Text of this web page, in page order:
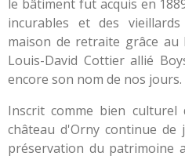
le bâtiment fut acquis en
incurables et des
maison de retraite grâce au
Louis-David Cottier allié
encore son nom de nos jours.
Inscrit comme bien culturel
château d'Orny continue
préservation du patrimoine